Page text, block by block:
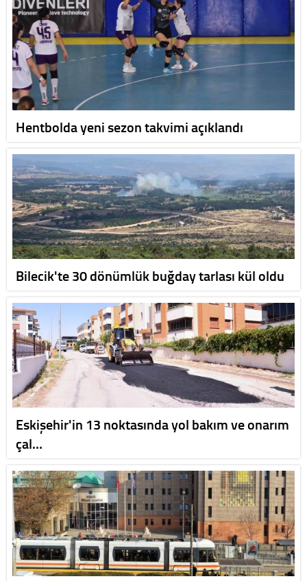
Hentbolda yeni sezon takvimi açıklandı
Bilecik'te 30 dönümlük buğday tarlası kül oldu
Eskişehir'in 13 noktasında yol bakım ve onarım
çal…